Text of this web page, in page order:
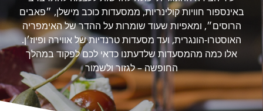
באינספור חוויות קולינריות, ממסעדות כוכב מישלן, ״פאבים
הרוסים״, ומאפיות שעוד שומרות על ההדר של האימפריה
האוסטרו-הונגרית, ועד מסעדות טרנדיות של אווירה ופיוז׳ן.
אלו כמה מהמסעדות שלדעתנו כדאי לכם לפקוד במהלך
החופשה – לגזור ולשמור